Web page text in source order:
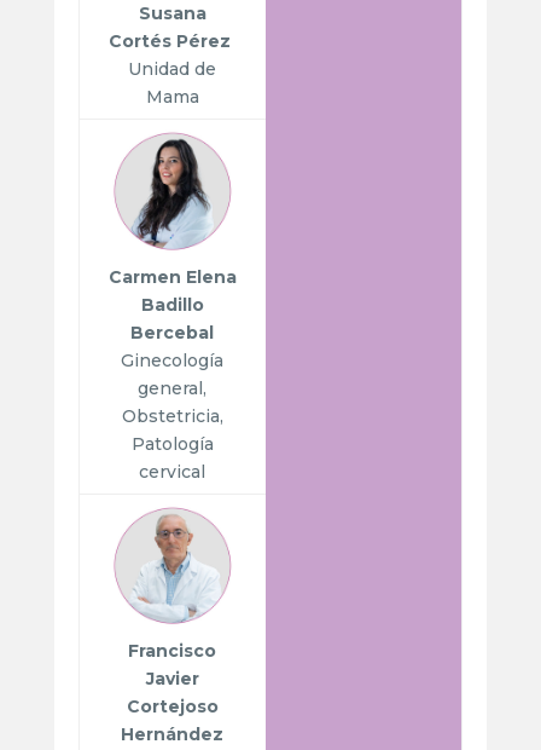
Susana
Cortés Pérez
Unidad de
Mama
Carmen Elena
Badillo
Bercebal
Ginecología
general,
Obstetricia,
Patología
cervical
Francisco
Javier
Cortejoso
Hernández